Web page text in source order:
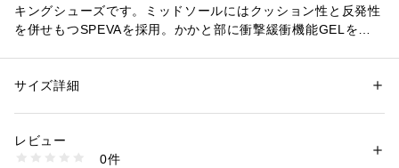
キングシューズです。ミッドソールにはクッション性と反発性
を併せもつSPEVAを採用。かかと部に衝撃緩衝機能GELを搭載
行を安定させるアシックス独自の「ガイダンスライン」構造を
トライプをあしらった、スポーティなデザインです。
性別：メンズ
素材：本体＝ポリエステル・人工皮革　アウターソール＝ゴム底
商品番号：
TDW536-201 （ショップ）
サイズ詳細
レビュー
0件